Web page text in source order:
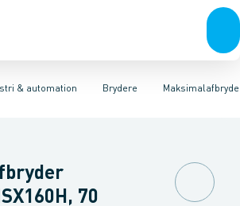
& automation
& lampeudtagForgreningsmateriel
Brydere
Frekvensomformere og softstartere
effektafbryder Ombygningssæt til
70